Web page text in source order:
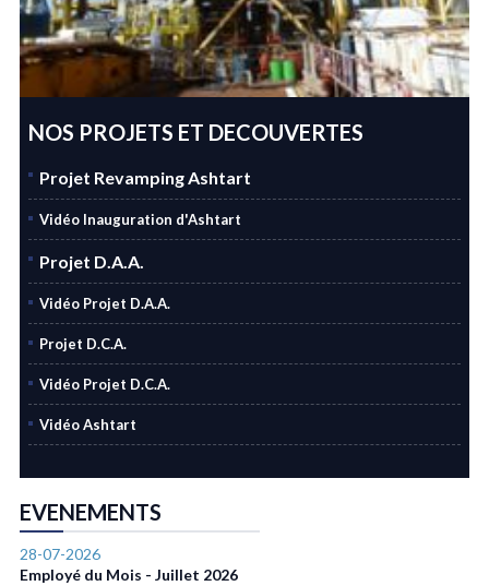
NOS PROJETS ET DECOUVERTES
Projet Revamping Ashtart
Vidéo Inauguration d'Ashtart
Projet D.A.A.
Vidéo Projet D.A.A.
Projet D.C.A.
Vidéo Projet D.C.A.
Vidéo Ashtart
EVENEMENTS
28-07-2026
Employé du Mois - Juillet 2026